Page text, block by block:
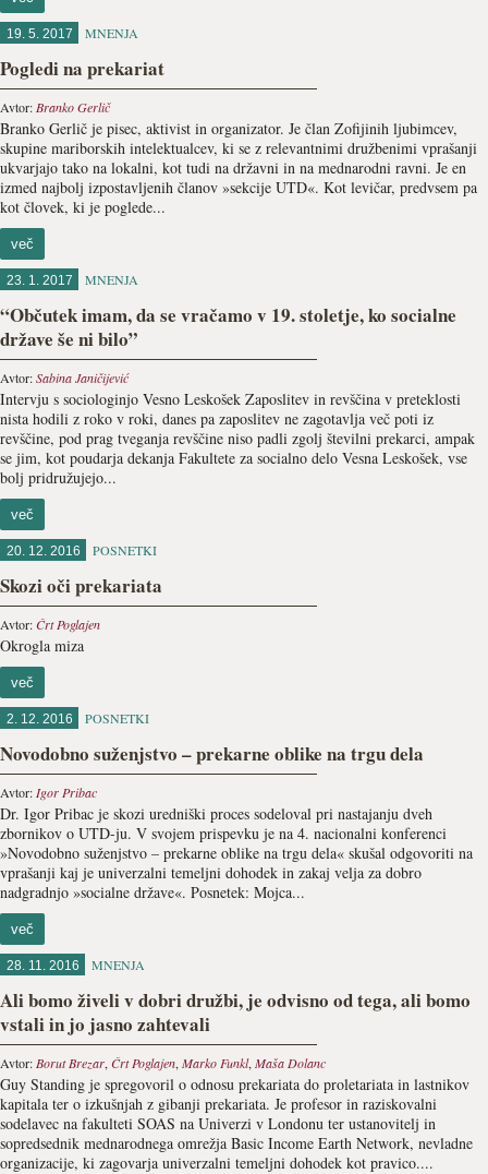
19. 5. 2017 MNENJA
Pogledi na prekariat
Avtor: Branko Gerlič
Branko Gerlič je pisec, aktivist in organizator. Je član Zofijinih ljubimcev,
skupine mariborskih intelektualcev, ki se z relevantnimi družbenimi vprašanji
ukvarjajo tako na lokalni, kot tudi na državni in na mednarodni ravni. Je en
izmed najbolj izpostavljenih članov »sekcije UTD«. Kot levičar, predvsem pa
kot človek, ki je poglede...
več
23. 1. 2017 MNENJA
“Občutek imam, da se vračamo v 19. stoletje, ko socialne
države še ni bilo”
Avtor:Sabina Janičijević
Intervju s sociologinjo Vesno Leskošek Zaposlitev in revščina v preteklosti
nista hodili z roko v roki, danes pa zaposlitev ne zagotavlja več poti iz
revščine, pod prag tveganja revščine niso padli zgolj številni prekarci, ampak
se jim, kot poudarja dekanja Fakultete za socialno delo Vesna Leskošek, vse
bolj pridružujejo...
več
20. 12. 2016 POSNETKI
Skozi oči prekariata
Avtor:Črt Poglajen
Okrogla miza
več
2. 12. 2016 POSNETKI
Novodobno suženjstvo – prekarne oblike na trgu dela
Avtor: Igor Pribac
Dr. Igor Pribac je skozi uredniški proces sodeloval pri nastajanju dveh
zbornikov o UTD-ju. V svojem prispevku je na 4. nacionalni konferenci
»Novodobno suženjstvo – prekarne oblike na trgu dela« skušal odgovoriti na
vprašanji kaj je univerzalni temeljni dohodek in zakaj velja za dobro
nadgradnjo »socialne države«. Posnetek: Mojca...
več
28. 11. 2016 MNENJA
Ali bomo živeli v dobri družbi, je odvisno od tega, ali bomo
vstali in jo jasno zahtevali
Avtor: Borut Brezar, Črt Poglajen, Marko Funkl, Maša Dolanc
Guy Standing je spregovoril o odnosu prekariata do proletariata in lastnikov
kapitala ter o izkušnjah z gibanji prekariata. Je profesor in raziskovalni
sodelavec na fakulteti SOAS na Univerzi v Londonu ter ustanovitelj in
sopredsednik mednarodnega omrežja Basic Income Earth Network, nevladne
organizacije, ki zagovarja univerzalni temeljni dohodek kot pravico....